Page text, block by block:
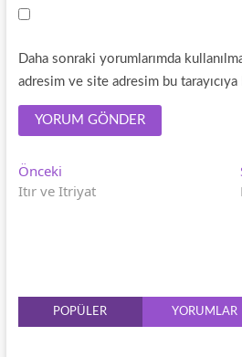
Daha sonraki yorumlarımda
adresim ve site adresim bu
Yazı
gezinmesi
ÖncekiÖnceki
yazı:
Itır ve Itriyat
POPÜLER YORUMLAR